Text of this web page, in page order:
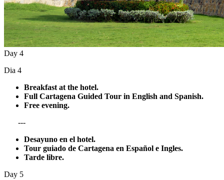
Day 4
Dia 4
Breakfast at the hotel.
Full Cartagena Guided Tour in English and Spanish.
Free evening.
---
Desayuno en el hotel.
Tour guiado de Cartagena en Español e Ingles.
Tarde libre.
Day 5